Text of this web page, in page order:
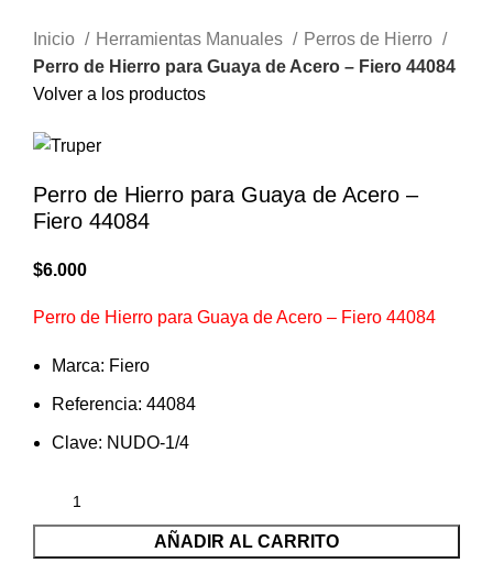
Inicio Herramientas Manuales
Perros de Hierro
Perro de Hierro para Guaya de Acero – Fiero 44084
Volver a los productos
Perro de Hierro para Guaya de Acero –
Fiero 44084
$6.000
Perro de Hierro para Guaya de Acero – Fiero 44084
Marca: Fiero
Referencia: 44084
Clave: NUDO-1/4
AÑADIR AL CARRITO